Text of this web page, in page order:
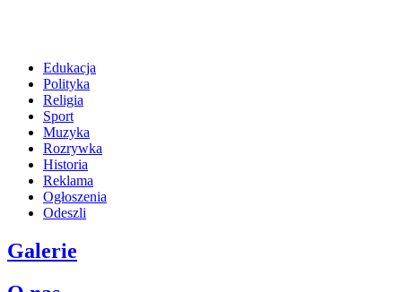
Edukacja
Polityka
Religia
Sport
Muzyka
Rozrywka
Historia
Reklama
Ogłoszenia
Odeszli
Galerie